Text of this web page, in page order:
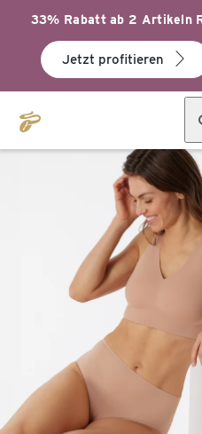
33% Rabatt ab 2 Artikeln
Jetzt profitieren